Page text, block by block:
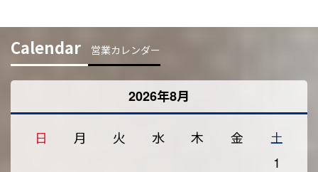
Calendar 営業カレンダー
2026年8月
日 月 火 水 木 金
土
1